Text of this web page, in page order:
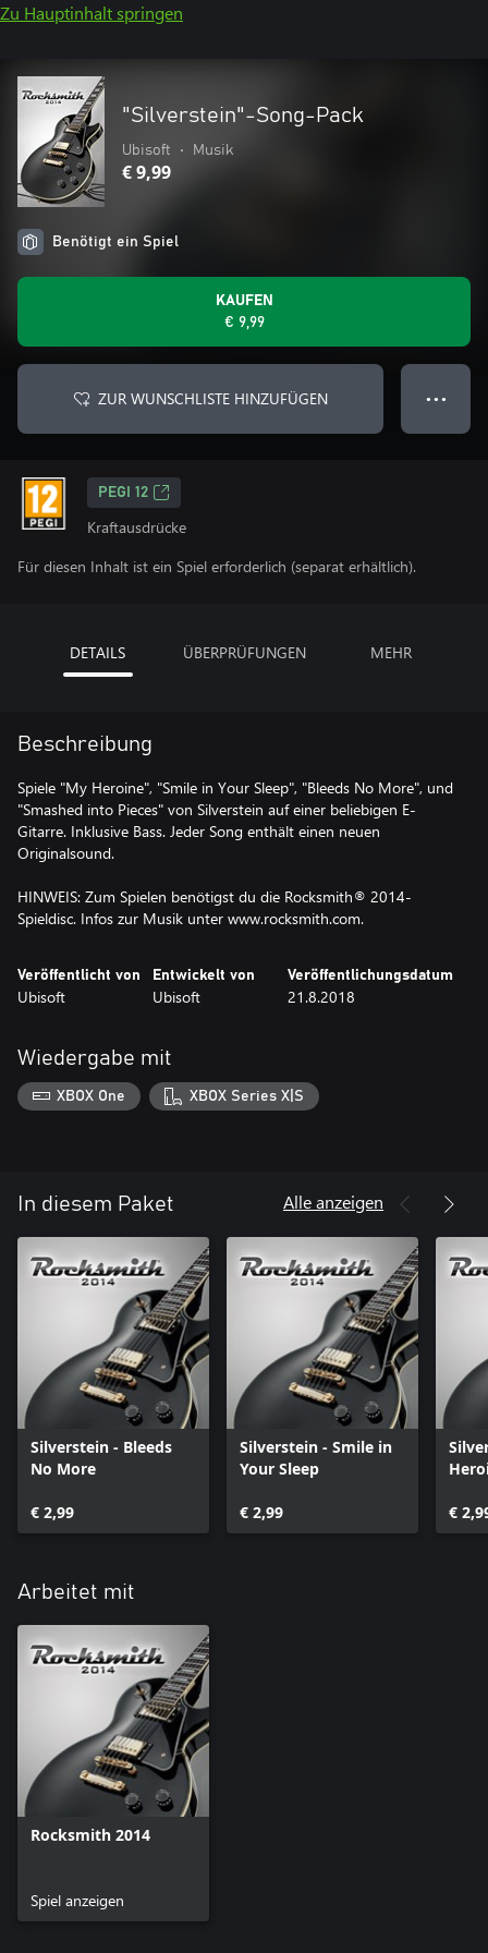
Zu Hauptinhalt springen
"Silverstein"-Song-Pack
Ubisoft • Musik
€ 9,99
Benötigt ein Spiel
KAUFEN
€ 9,99
ZUR WUNSCHLISTE HINZUFÜGEN ● ● ●
PEGI 12
Kraftausdrücke
Für diesen Inhalt ist ein Spiel erforderlich (separat erhältlich).
DETAILS ÜBERPRÜFUNGEN MEHR
Beschreibung
Spiele "My Heroine", "Smile in Your Sleep", "Bleeds No More", und
"Smashed into Pieces" von Silverstein auf einer beliebigen E-
Gitarre. Inklusive Bass. Jeder Song enthält einen neuen
Originalsound.
HINWEIS: Zum Spielen benötigst du die Rocksmith® 2014-
Spieldisc. Infos zur Musik unter www.rocksmith.com.
Veröffentlicht von
Ubisoft
Entwickelt von
Ubisoft
Veröffentlichungsdatum
21.8.2018
Wiedergabe mit
XBOX One XBOX Series X|S
In diesem Paket Alle anzeigen
Silverstein - Bleeds
No More
€ 2,99
Silverstein - Smile in
Your Sleep
€ 2,99 €
Arbeitet mit
Rocksmith 2014
Spiel anzeigen